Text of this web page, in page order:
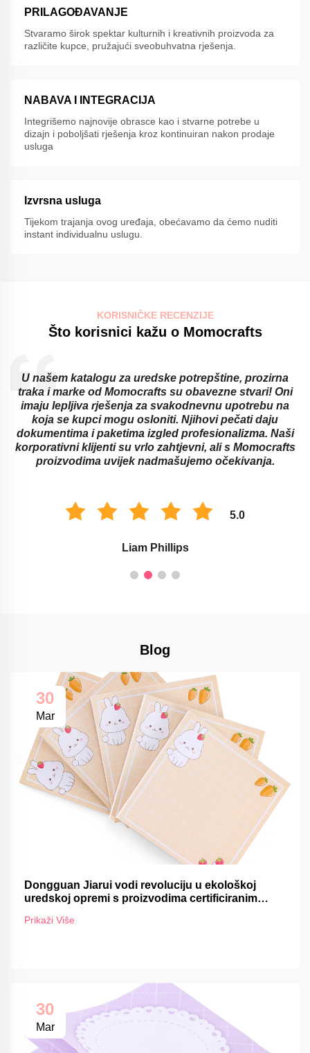
PRILAGOĐAVANJE
Stvaramo širok spektar kulturnih i kreativnih proizvoda za
različite kupce, pružajući sveobuhvatna rješenja.
NABAVA I INTEGRACIJA
Integrišemo najnovije obrasce kao i stvarne potrebe u
dizajn i poboljšati rješenja kroz kontinuiran nakon prodaje
usluga
Izvrsna usluga
Tijekom trajanja ovog uređaja, obećavamo da ćemo nuditi
instant individualnu uslugu.
KORISNIČKE RECENZIJE
Što korisnici kažu o Momocrafts
U našem katalogu za uredske potrepštine, prozirna
traka i marke od Momocrafts su obavezne stvari! Oni
imaju lepljiva rješenja za svakodnevnu upotrebu na
koja se kupci mogu osloniti. Njihovi pečati daju
dokumentima i paketima izgled profesionalizma. Naši
korporativni klijenti su vrlo zahtjevni, ali s Momocrafts
proizvodima uvijek nadmašujemo očekivanja.
5.0
Liam Phillips
Blog
30
Mar
Dongguan Jiarui vodi revoluciju u ekološkoj
uredskoj opremi s proizvodima certificiranim
Prikaži Više
30
Mar